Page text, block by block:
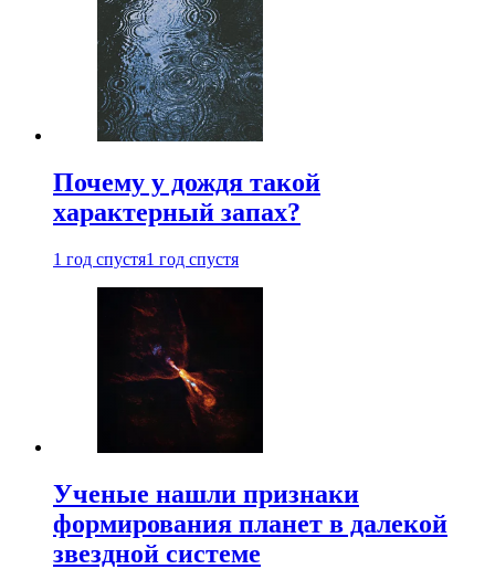
Почему у дождя такой
характерный запах?
1 год спустя1 год спустя
Ученые нашли признаки
формирования планет в далекой
звездной системе